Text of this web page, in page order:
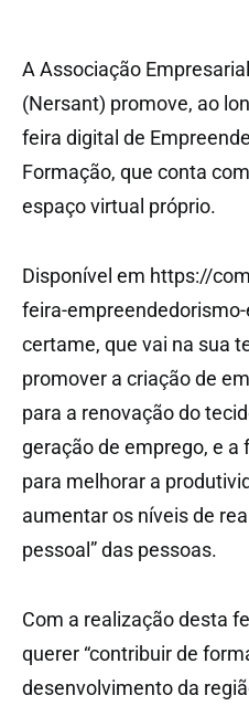
A Associação
(Nersant) promove, ao
feira digital de
Formação, que conta
espaço virtual próprio.
Disponível em https://
feira-
certame, que vai na sua
promover a criação de
para a renovação do
geração de emprego, e a
para melhorar a
aumentar os níveis de
pessoal” das pessoas.
Com a realização desta
querer “contribuir de
desenvolvimento da